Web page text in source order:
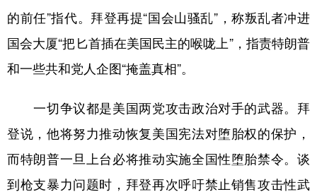
的前任”指代。拜登再提“国会山骚乱”，称叛乱者冲进
国会大厦“把匕首插在美国民主的喉咙上”，指责特朗普
和一些共和党人企图“掩盖真相”。
一切争议都是美国两党攻击政治对手的武器。拜
登说，他将努力推动恢复美国宪法对堕胎权的保护，
而特朗普一旦上台必将推动实施全国性堕胎禁令。谈
到枪支暴力问题时，拜登再次呼吁禁止销售攻击性武